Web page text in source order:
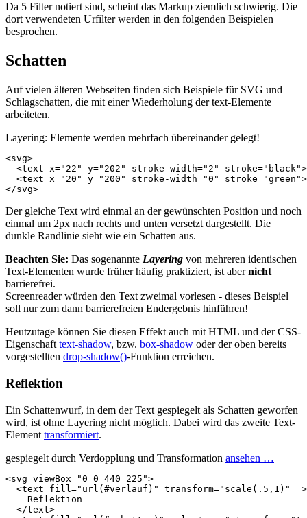
Da 5 Filter notiert sind, scheint das Markup ziemlich schwierig. Die
dort verwendeten Urfilter werden in den folgenden Beispielen
besprochen.
Schatten
Auf vielen älteren Webseiten finden sich Beispiele für SVG und
Schlagschatten, die mit einer Wiederholung der text-Elemente
arbeiteten.
Layering: Elemente werden mehrfach übereinander gelegt!
<svg>
<text x="22" y="202" stroke-width="2" stroke="black">
<text x="20" y="200" stroke-width="0" stroke="green">
</svg>
Der gleiche Text wird einmal an der gewünschten Position und noch
einmal um 2px nach rechts und unten versetzt dargestellt. Die
dunkle Randlinie sieht wie ein Schatten aus.
Beachten Sie: Das sogenannte Layering von mehreren identischen
Text-Elementen wurde früher häufig praktiziert, ist abernicht
barrierefrei.
Screenreader würden den Text zweimal vorlesen - dieses Beispiel
soll nur zum dann barrierefreien Endergebnis hinführen!
Heutzutage können Sie diesen Effekt auch mit HTML und der CSS-
Eigenschaft text-shadow, bzw. box-shadow oder der oben bereits
vorgestellten drop-shadow()-Funktion erreichen.
Reflektion
Ein Schattenwurf, in dem der Text gespiegelt als Schatten geworfen
wird, ist ohne Layering nicht möglich. Dabei wird das zweite Text-
Element transformiert.
gespiegelt durch Verdopplung und Transformation ansehen …
<svg viewBox="0 0 440 225">
<text
fill="url(#verlauf)" transform="scale(.5,1)"
>
    Reflektion
</text>